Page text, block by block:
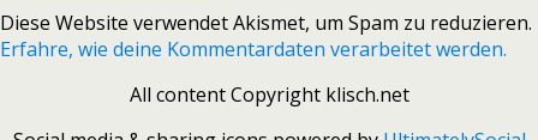
Diese Website verwendet Akismet, um Spam zu reduzieren.
Erfahre, wie deine Kommentardaten verarbeitet werden.
All content Copyright klisch.net